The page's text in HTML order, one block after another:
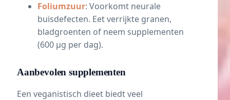
Foliumzuur: Voorkomt neurale
buisdefecten. Eet verrijkte granen,
bladgroenten of neem supplementen
(600 µg per dag).
Aanbevolen supplementen
Een veganistisch dieet biedt veel